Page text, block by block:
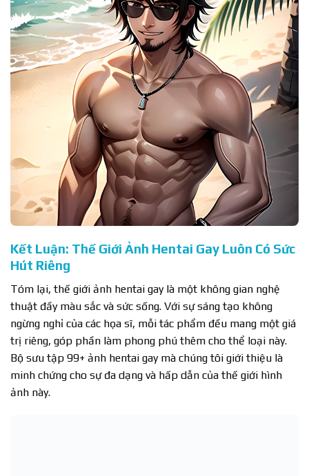
Kết Luận: Thế Giới Ảnh Hentai Gay Luôn Có Sức
Hút Riêng
Tóm lại, thế giới ảnh hentai gay là một không gian nghệ
thuật đầy màu sắc và sức sống. Với sự sáng tạo không
ngừng nghỉ của các họa sĩ, mỗi tác phẩm đều mang một giá
trị riêng, góp phần làm phong phú thêm cho thể loại này.
Bộ sưu tập 99+ ảnh hentai gay mà chúng tôi giới thiệu là
minh chứng cho sự đa dạng và hấp dẫn của thế giới hình
ảnh này.